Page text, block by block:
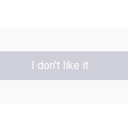
I don't like it